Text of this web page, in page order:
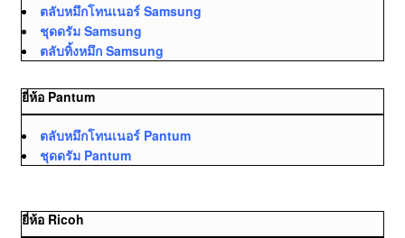
ตลับหมึกโทนเนอร์ Samsung
ชุดดรัม Samsung
ตลับทิ้งหมึก Samsung
ยี่ห้อ Pantum
ตลับหมึกโทนเนอร์ Pantum
ชุดดรัม Pantum
ยี่ห้อ Ricoh